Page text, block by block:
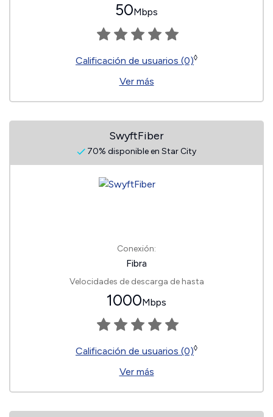
50Mbps
Calificación de usuarios (0)◊
Ver más
SwyftFiber
70% disponible en Star City
Conexión:
Fibra
Velocidades de descarga de hasta
1000Mbps
Calificación de usuarios (0)◊
Ver más